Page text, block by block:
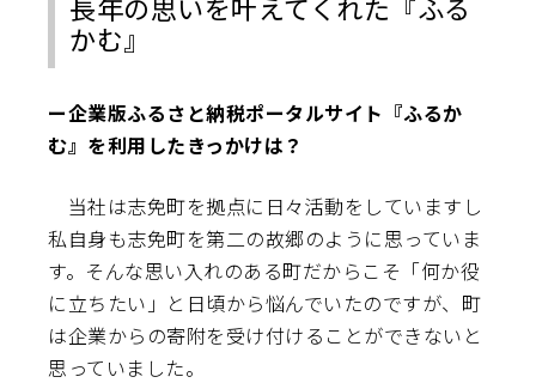
かむ』
ー企業版ふるさと納税ポータルサイト『ふるか
む』を利用したきっかけは？
当社は志免町を拠点に日々活動をしていますし
私自身も志免町を第二の故郷のように思っていま
す。そんな思い入れのある町だからこそ「何か役
に立ちたい」と日頃から悩んでいたのですが、町
は企業からの寄附を受け付けることができないと
思っていました。